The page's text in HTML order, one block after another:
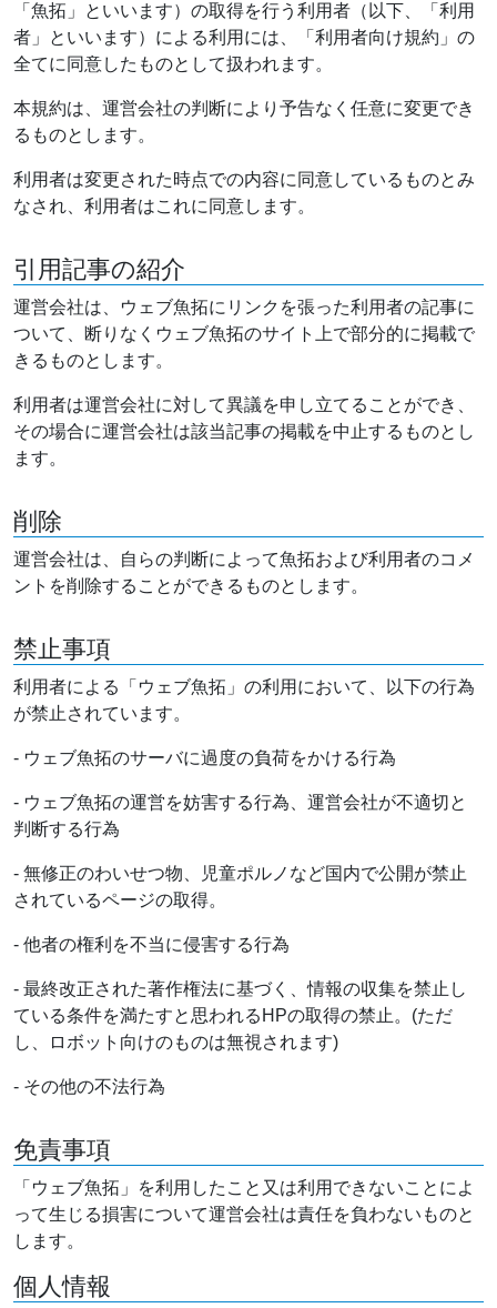
「魚拓」といいます）の取得を行う利用者（以下、「利用
者」といいます）による利用には、「利用者向け規約」の
全てに同意したものとして扱われます。
本規約は、運営会社の判断により予告なく任意に変更でき
るものとします。
利用者は変更された時点での内容に同意しているものとみ
なされ、利用者はこれに同意します。
引用記事の紹介
運営会社は、ウェブ魚拓にリンクを張った利用者の記事に
ついて、断りなくウェブ魚拓のサイト上で部分的に掲載で
きるものとします。
利用者は運営会社に対して異議を申し立てることができ、
その場合に運営会社は該当記事の掲載を中止するものとし
ます。
削除
運営会社は、自らの判断によって魚拓および利用者のコメ
ントを削除することができるものとします。
禁止事項
利用者による「ウェブ魚拓」の利用において、以下の行為
が禁止されています。
- ウェブ魚拓のサーバに過度の負荷をかける行為
- ウェブ魚拓の運営を妨害する行為、運営会社が不適切と
判断する行為
- 無修正のわいせつ物、児童ポルノなど国内で公開が禁止
されているページの取得。
- 他者の権利を不当に侵害する行為
- 最終改正された著作権法に基づく、情報の収集を禁止し
ている条件を満たすと思われるHPの取得の禁止。(ただ
し、ロボット向けのものは無視されます)
- その他の不法行為
免責事項
「ウェブ魚拓」を利用したこと又は利用できないことによ
って生じる損害について運営会社は責任を負わないものと
します。
個人情報